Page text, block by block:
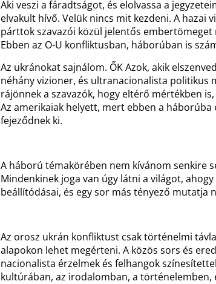
Aki veszi a fáradtságot, és elolvassa a
elvakult hívő. Velük nincs mit kezdeni. A hazai
párttok szavazói közül jelentős embertömeget
Ebben az O-U konfliktusban, háborúban is
Az ukránokat sajnálom. ŐK Azok, akik
néhány vizioner, és ultranacionalista politikus
rájönnek a szavazók, hogy eltérő mértékben
Az amerikaiak helyett, mert ebben a háborúba
fejeződnek ki.
A háború témakörében nem kívánom senkire
Mindenkinek joga van úgy látni a világot,
beállítódásai, és egy sor más tényező mutatja
Az orosz ukrán konfliktust csak történelmi
alapokon lehet megérteni. A közös sors és
nacionalista érzelmek és felhangok
kultúrában, az irodalomban, a történelemben,